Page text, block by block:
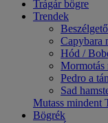
Trágár bögre
Trendek
Capybara
Hód /
Mormotás
Pedro a
Sad
Mutass mindent
Bögrék